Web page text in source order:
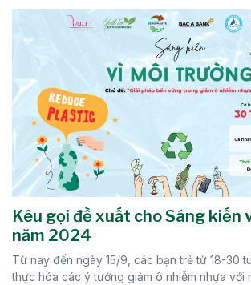
Kêu gọi đề xuất cho Sáng kiến
năm 2024
Từ nay đến ngày 15/9, các bạn trẻ từ 18-30
thực hóa các ý tưởng giảm ô nhiễm nhựa với